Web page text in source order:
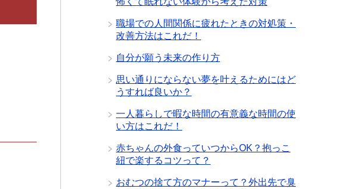
職場での人間関係に疲れたときの対処策・
改善方法はこれだ！
自分が願う未来の作り方
思い通りにならない夢を叶えるためにはど
うすれば良いか？
一人暮らしで暇な時間の有意義な時間の使
い方はこれだ！
赤ちゃんの外食っていつからOK？抱っこ
紐で楽するコツって？
おむつの捨て方のマナーって？外出先で臭